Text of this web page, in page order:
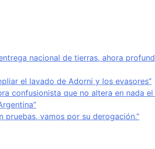
nacional de tierras, ahora
el lavado de Adorni y los evasores”
confusionista que no altera en nada
pruebas, vamos por su derogación.”